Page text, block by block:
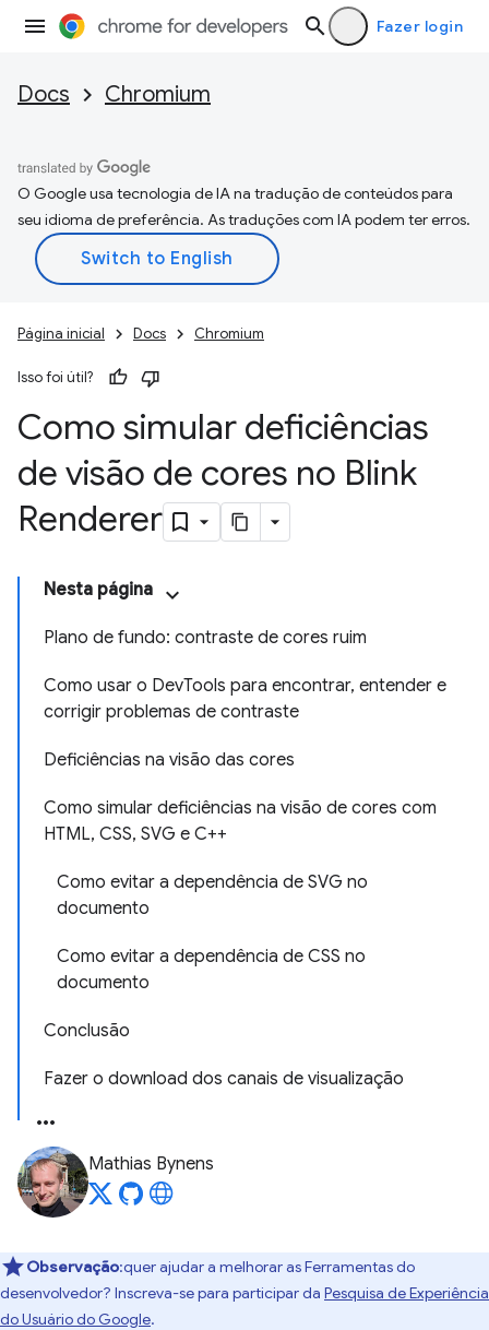
Fazer login
Docs Chromium
O Google usa tecnologia de IA na tradução de conteúdos para
seu idioma de preferência. As traduções com IA podem ter erros.
Página inicial Docs Chromium
Isso foi útil?
Como simular deficiências
de visão de cores no Blink
Renderer
Nesta página
Plano de fundo: contraste de cores ruim
Como usar o DevTools para encontrar, entender e
corrigir problemas de contraste
Deficiências na visão das cores
Como simular deficiências na visão de cores com
HTML, CSS, SVG e C++
Como evitar a dependência de SVG no
documento
Como evitar a dependência de CSS no
documento
Conclusão
Fazer o download dos canais de visualização
Mathias Bynens
Observação:quer ajudar a melhorar as Ferramentas do
desenvolvedor? Inscreva-se para participar da Pesquisa de Experiência
do Usuário do Google.